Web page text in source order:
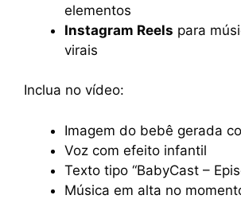
elementos
Instagram Reels para
virais
Inclua no vídeo:
Imagem do bebê gerada
Voz com efeito infantil
Texto tipo “BabyCast –
Música em alta no